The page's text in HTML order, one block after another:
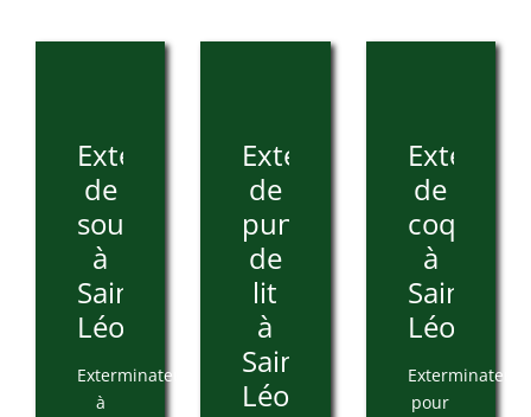
Extermination
de
souris
à
Saint-
Léonard
Exterminateur
à
Extermination
de
punaises
de
lit
à
Saint-
Léonard
de
à
Saint-
Léonard
Exterminateur
pour